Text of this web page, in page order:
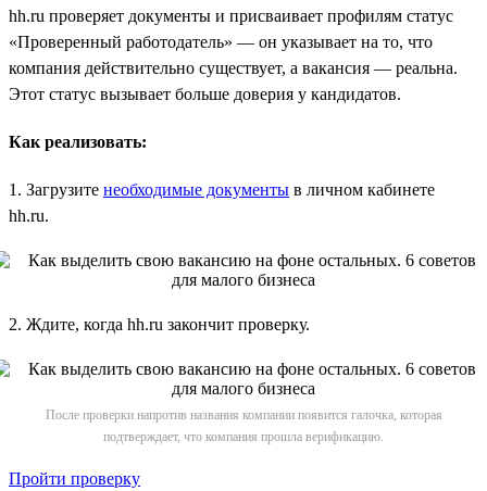
hh.ru проверяет документы и присваивает профилям статус
«Проверенный работодатель» — он указывает на то, что
компания действительно существует, а вакансия — реальна.
Этот статус вызывает больше доверия у кандидатов.
Как реализовать:
1. Загрузите необходимые документы в личном кабинете
hh.ru.
2. Ждите, когда hh.ru закончит проверку.
После проверки напротив названия компании появится галочка, которая
подтверждает, что компания прошла верификацию.
Пройти проверку